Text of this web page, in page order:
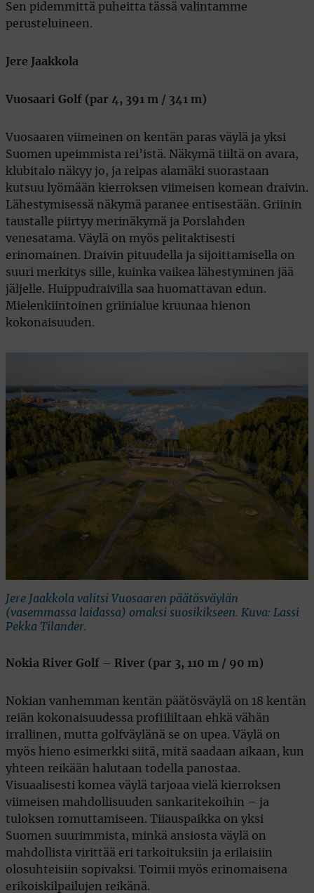
Sen pidemmittä puheitta tässä valintamme
perusteluineen.
Jere Jaakkola
Vuosaari Golf (par 4, 391 m / 341 m)
Vuosaaren viimeinen on kentän paras väylä ja yksi
Suomen upeimmista rei’istä. Näkymä tiiltä on avara,
klubitalo näkyy jo, ja reipas alamäki suorastaan
kutsuu lyömään kierroksen viimeisen komean draivin.
Lähestymisessä näkymä paranee entisestään. Griinin
taustalle piirtyy merinäkymä ja Porslahden
venesatama. Väylä on myös pelitaktisesti
erinomainen. Draivin pituudella ja sijoittamisella on
suuri merkitys sille, kuinka vaikea lähestyminen jää
jäljelle. Huippudraivilla saa huomattavan edun.
Mielenkiintoinen griinialue kruunaa hienon
kokonaisuuden.
Jere Jaakkola valitsi Vuosaaren päätösväylän
(vasemmassa laidassa) omaksi suosikikseen. Kuva: Lassi
Pekka Tilander.
Nokia River Golf – River (par 3, 110 m / 90 m)
Nokian vanhemman kentän päätösväylä on 18 kentän
reiän kokonaisuudessa profiililtaan ehkä vähän
irrallinen, mutta golfväylänä se on upea. Väylä on
myös hieno esimerkki siitä, mitä saadaan aikaan, kun
yhteen reikään halutaan todella panostaa.
Visuaalisesti komea väylä tarjoaa vielä kierroksen
viimeisen mahdollisuuden sankaritekoihin – ja
tuloksen romuttamiseen. Tiiauspaikka on yksi
Suomen suurimmista, minkä ansiosta väylä on
mahdollista virittää eri tarkoituksiin ja erilaisiin
olosuhteisiin sopivaksi. Toimii myös erinomaisena
erikoiskilpailujen reikänä.